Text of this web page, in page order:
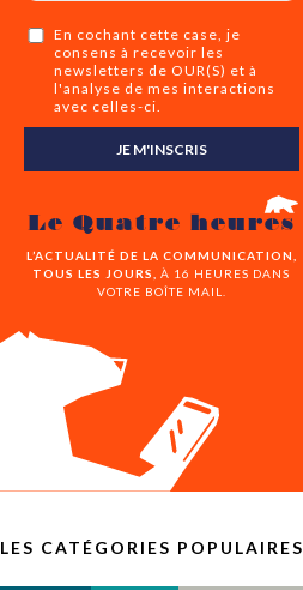
En cochant cette case, je
consens à recevoir les
newsletters de OUR(S) et à
l'analyse de mes interactions
avec celles-ci.
JE M'INSCRIS
Le Quatre heures
L’ACTUALITÉ DE LA COMMUNICATION,
TOUS LES JOURS,
À 16 HEURES DANS
VOTRE BOÎTE MAIL.
LES CATÉGORIES POPULAIRES